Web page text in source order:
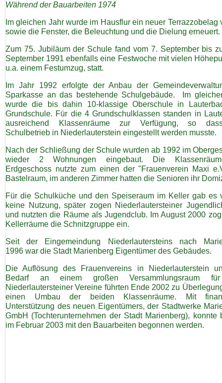
Während der Bauarbeiten 1974
Im gleichen Jahr wurde im Hausflur ein neuer Terrazzobelag
sowie die Fenster, die Beleuchtung und die Dielung erneuert.
Zum 75. Jubiläum der Schule fand vom 7. September bis
September 1991 ebenfalls eine Festwoche mit vielen
u.a. einem Festumzug, statt.
Im Jahr 1992 erfolgte der Anbau der
Sparkasse an das bestehende Schulgebäude. Im
wurde die bis dahin 10-klassige Oberschule in
Grundschule. Für die 4 Grundschulklassen standen in
ausreichend Klassenräume zur Verfügung, so
Schulbetrieb in Niederlauterstein eingestellt werden musste.
Nach der Schließung der Schule wurden ab 1992 im
wieder 2 Wohnungen eingebaut. Die
Erdgeschoss nutzte zum einen der "Frauenverein Maxi
Bastelraum, im anderen Zimmer hatten die Senioren ihr
Für die Schulküche und den Speiseraum im Keller gab es
keine Nutzung, später zogen Niederlautersteiner
und nutzten die Räume als Jugendclub. Im August 2000
Kellerräume die Schnitzgruppe ein.
Seit der Eingemeindung Niederlautersteins nach
1996 war die Stadt Marienberg Eigentümer des Gebäudes.
Die Auflösung des Frauenvereins in Niederlauterstein
Bedarf an einem großen Versammlungsraum
Niederlautersteiner Vereine führten Ende 2002 zu
einen Umbau der beiden Klassenräume. Mit
Unterstützung des neuen Eigentümers, der Stadtwerke
GmbH (Tochterunternehmen der Stadt Marienberg), konnte
im Februar 2003 mit den Bauarbeiten begonnen werden.